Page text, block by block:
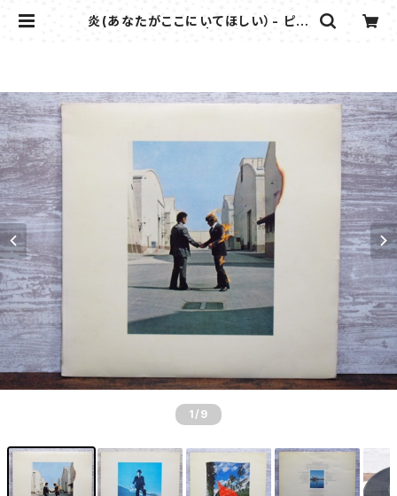
炎(あなたがここにいてほしい）- ピン
1 /9